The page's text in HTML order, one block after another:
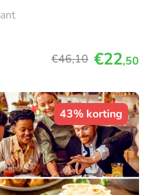
€46,10 €22,50
43% korting